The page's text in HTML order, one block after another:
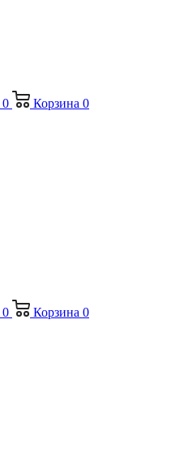
0 Корзина 0
0 Корзина 0